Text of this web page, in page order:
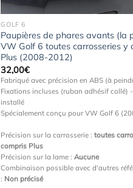
GOLF 6
Paupières de phares avants (la
VW Golf 6 toutes carrosseries y
Plus (2008-2012)
32,00€
Fabriqué avec précision en ABS (à
Fixations incluses (ruban adhésif collé)
installé
Spécialement conçu pour VW Golf 6
Précision sur la carrosserie :toutes
compris Plus
Précision sur la lame :Aucune
Combinaison possible avec d'autres
: Non précisé